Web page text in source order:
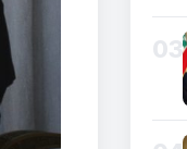
03